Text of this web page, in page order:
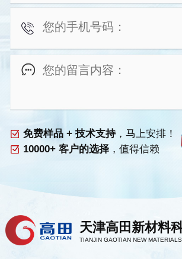
免费样品 + 技术支持，马上安排！
10000+ 客户的选择，值得信赖
天津高田新材料
TIANJIN GAOTIAN NEW